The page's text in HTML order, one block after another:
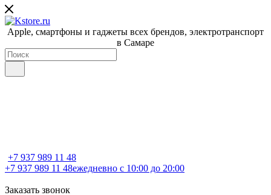
Apple, cмартфоны и гаджеты всех брендов, электротранспорт
в Самаре
+7 937 989 11 48
+7 937 989 11 48ежедневно с 10:00 до 20:00
Заказать звонок